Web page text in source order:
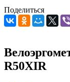
Поделиться
R50XIR